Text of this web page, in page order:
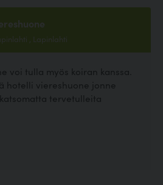
, Lapinlahti
voi tulla myös koiran kanssa.
hotelli viereshuone jonne
tervetulleita